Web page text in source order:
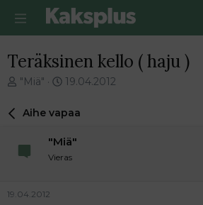
Teräksinen kello ( haju )
V
e
i
t
"Miä"
E
s
m
m
ä
19.04.2012
Aihe vapaa
"Miä"
Vieras
19.04.2012